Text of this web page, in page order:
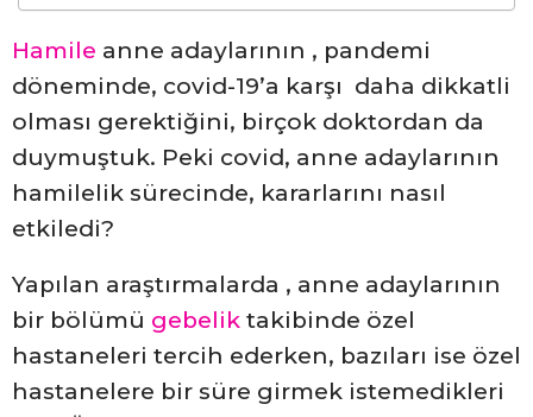
Hamile anne adaylarının , pandemi
döneminde, covid-19’a karşı daha dikkatli
olması gerektiğini, birçok doktordan da
duymuştuk. Peki covid, anne adaylarının
hamilelik sürecinde, kararlarını nasıl
etkiledi?
Yapılan araştırmalarda , anne adaylarının
bir bölümü gebelik takibinde özel
hastaneleri tercih ederken, bazıları ise özel
hastanelere bir süre girmek istemedikleri